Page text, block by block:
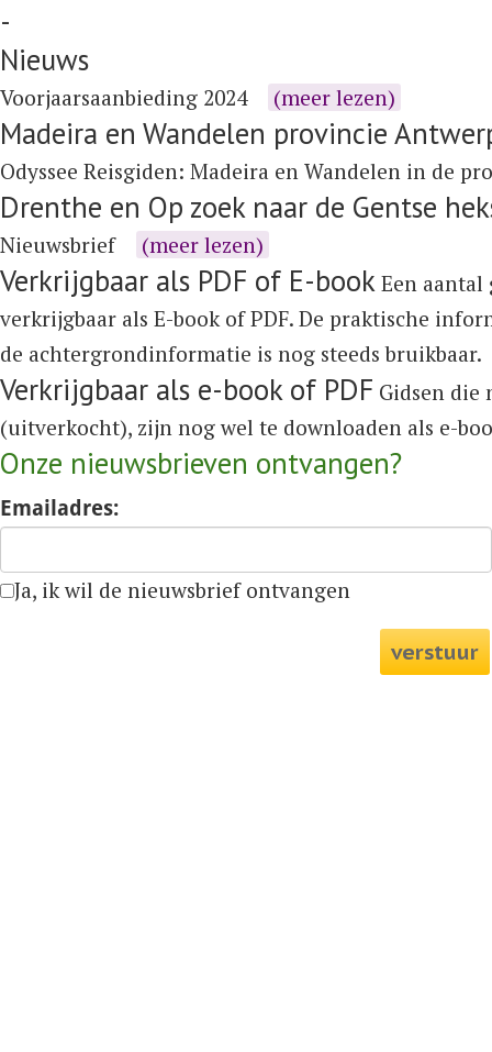
-
Nieuws
Voorjaarsaanbieding 2024 (meer lezen)
Madeira en Wandelen provincie
Odyssee Reisgiden: Madeira en Wandelen in de
Drenthe en Op zoek naar de Gentse
Nieuwsbrief (meer lezen)
Verkrijgbaar als PDF of E-book Een
verkrijgbaar als E-book of PDF. De praktische
de achtergrondinformatie is nog steeds bruikbaar.
Verkrijgbaar als e-book of PDF Gidsen die
(uitverkocht), zijn nog wel te downloaden als e-
Onze nieuwsbrieven ontvangen?
Emailadres:
Ja, ik wil de nieuwsbrief ontvangen
verstuur